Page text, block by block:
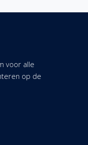
voor alle
op de